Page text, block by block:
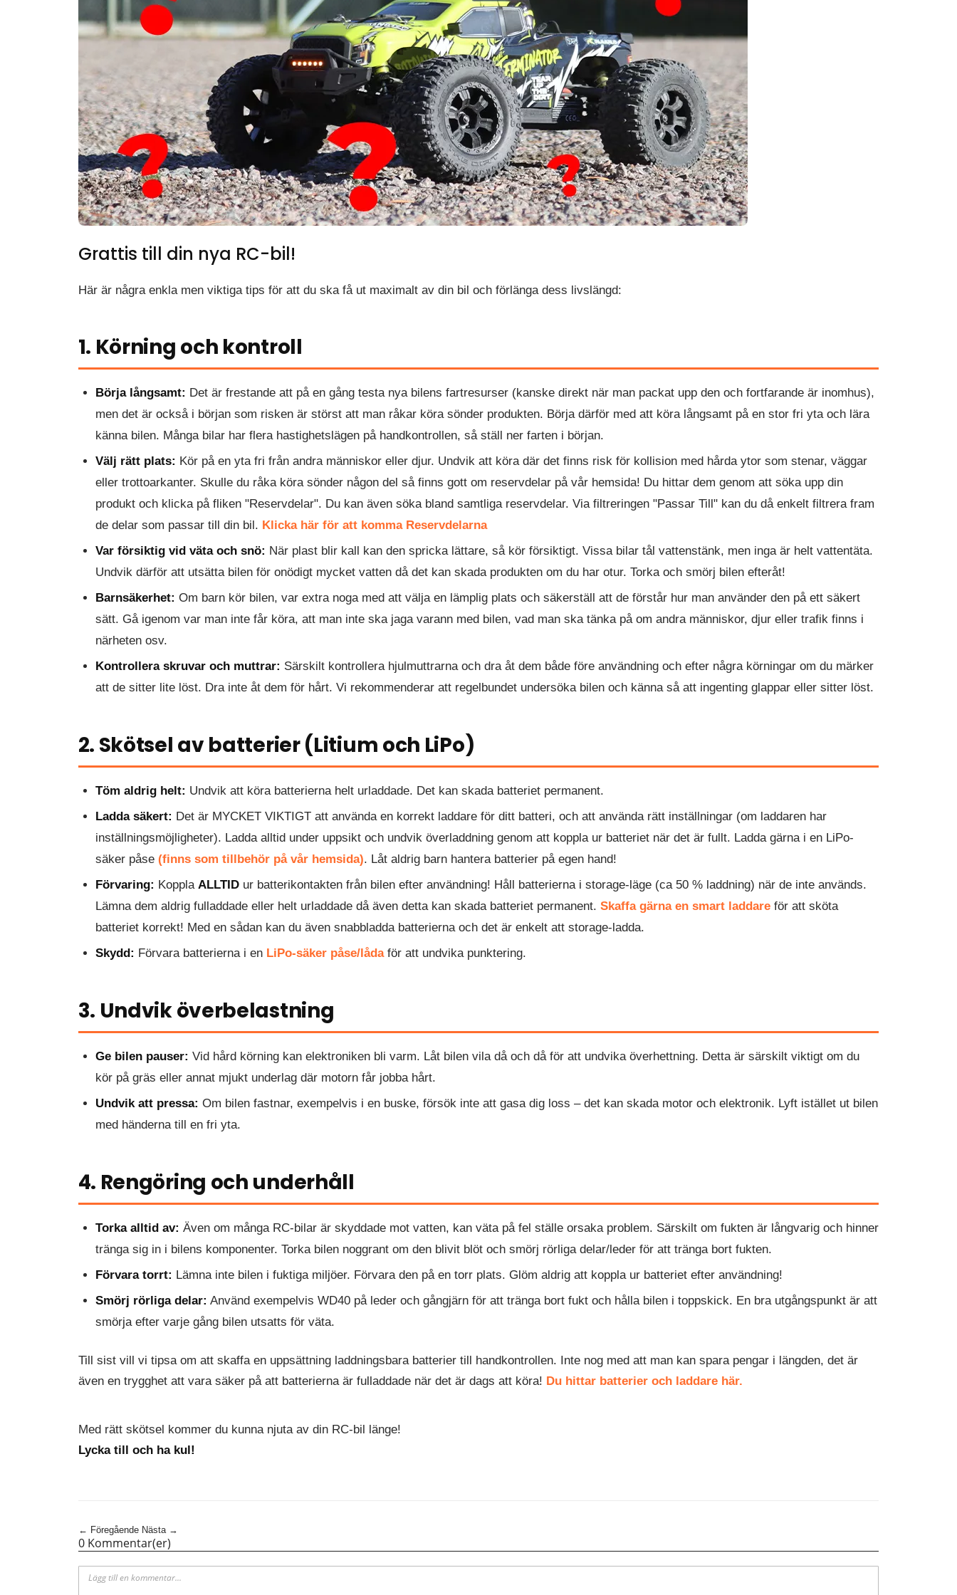
Grattis till din nya RC-bil!
Här är några enkla men viktiga tips för att du ska få ut maximalt av din bil och förlänga dess livslängd:
1. Körning och kontroll
Börja långsamt: Det är frestande att på en gång testa nya bilens fartresurser (kanske direkt när man packat upp den och fortfarande är inomhus),
men det är också i början som risken är störst att man råkar köra sönder produkten. Börja därför med att köra långsamt på en stor fri yta och lära
känna bilen. Många bilar har flera hastighetslägen på handkontrollen, så ställ ner farten i början.
Välj rätt plats: Kör på en yta fri från andra människor eller djur. Undvik att köra där det finns risk för kollision med hårda ytor som stenar, väggar
eller trottoarkanter. Skulle du råka köra sönder någon del så finns gott om reservdelar på vår hemsida! Du hittar dem genom att söka upp din
produkt och klicka på fliken "Reservdelar". Du kan även söka bland samtliga reservdelar. Via filtreringen "Passar Till" kan du då enkelt filtrera fram
de delar som passar till din bil. Klicka här för att komma Reservdelarna
Var försiktig vid väta och snö: När plast blir kall kan den spricka lättare, så kör försiktigt. Vissa bilar tål vattenstänk, men inga är helt vattentäta.
Undvik därför att utsätta bilen för onödigt mycket vatten då det kan skada produkten om du har otur. Torka och smörj bilen efteråt!
Barnsäkerhet: Om barn kör bilen, var extra noga med att välja en lämplig plats och säkerställ att de förstår hur man använder den på ett säkert
sätt. Gå igenom var man inte får köra, att man inte ska jaga varann med bilen, vad man ska tänka på om andra människor, djur eller trafik finns i
närheten osv.
Kontrollera skruvar och muttrar: Särskilt kontrollera hjulmuttrarna och dra åt dem både före användning och efter några körningar om du märker
att de sitter lite löst. Dra inte åt dem för hårt. Vi rekommenderar att regelbundet undersöka bilen och känna så att ingenting glappar eller sitter löst.
2. Skötsel av batterier (Litium och LiPo)
Töm aldrig helt: Undvik att köra batterierna helt urladdade. Det kan skada batteriet permanent.
Ladda säkert: Det är MYCKET VIKTIGT att använda en korrekt laddare för ditt batteri, och att använda rätt inställningar (om laddaren har
inställningsmöjligheter). Ladda alltid under uppsikt och undvik överladdning genom att koppla ur batteriet när det är fullt. Ladda gärna i en LiPo-
säker påse (finns som tillbehör på vår hemsida). Låt aldrig barn hantera batterier på egen hand!
Förvaring: Koppla ALLTIDur batterikontakten från bilen efter användning! Håll batterierna i storage-läge (ca 50 % laddning) när de inte används.
Lämna dem aldrig fulladdade eller helt urladdade då även detta kan skada batteriet permanent. Skaffa gärna en smart laddareför att sköta
batteriet korrekt! Med en sådan kan du även snabbladda batterierna och det är enkelt att storage-ladda.
Skydd: Förvara batterierna i en LiPo-säker påse/lådaför att undvika punktering.
3. Undvik överbelastning
Ge bilen pauser: Vid hård körning kan elektroniken bli varm. Låt bilen vila då och då för att undvika överhettning. Detta är särskilt viktigt om du
kör på gräs eller annat mjukt underlag där motorn får jobba hårt.
Undvik att pressa: Om bilen fastnar, exempelvis i en buske, försök inte att gasa dig loss – det kan skada motor och elektronik. Lyft istället ut bilen
med händerna till en fri yta.
4. Rengöring och underhåll
Torka alltid av: Även om många RC-bilar är skyddade mot vatten, kan väta på fel ställe orsaka problem. Särskilt om fukten är långvarig och hinner
tränga sig in i bilens komponenter. Torka bilen noggrant om den blivit blöt och smörj rörliga delar/leder för att tränga bort fukten.
Förvara torrt: Lämna inte bilen i fuktiga miljöer. Förvara den på en torr plats. Glöm aldrig att koppla ur batteriet efter användning!
Smörj rörliga delar: Använd exempelvis WD40 på leder och gångjärn för att tränga bort fukt och hålla bilen i toppskick. En bra utgångspunkt är att
smörja efter varje gång bilen utsatts för väta.
Till sist vill vi tipsa om att skaffa en uppsättning laddningsbara batterier till handkontrollen. Inte nog med att man kan spara pengar i längden, det är
även en trygghet att vara säker på att batterierna är fulladdade när det är dags att köra! Du hittar batterier och laddare här.
Med rätt skötsel kommer du kunna njuta av din RC-bil länge!
Lycka till och ha kul!
← Föregående Nästa →
0 Kommentar(er)